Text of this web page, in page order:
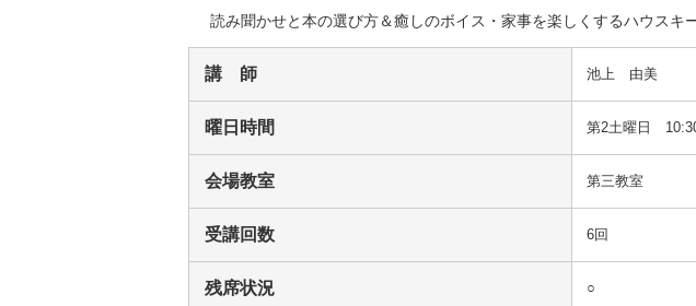
読み聞かせと本の選び方＆癒しのボイス・家事を楽しくするハウスキ
講 師 池上　由美
曜日時間 第2土曜日
会場教室 第三教室
受講回数 6回
残席状況 ○